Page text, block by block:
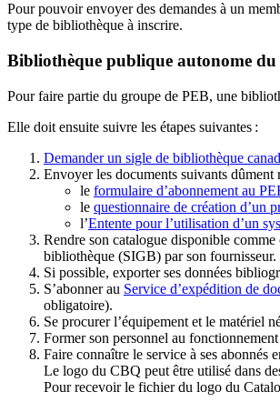
Pour pouvoir envoyer des demandes à un
type de bibliothèque à inscrire.
Bibliothèque publique autonome du
Pour faire partie du groupe de PEB, une
Elle doit ensuite suivre les étapes suivantes :
Demander un sigle de bibliothèque
Envoyer les documents suivants dûment
le formulaire d’abonnement au
le questionnaire de création d’un
l’Entente pour l’utilisation d’un
Rendre son catalogue disponible
bibliothèque (SIGB) par son fournisseur.
Si possible, exporter ses données
S’abonner au Service d’expédition de
obligatoire).
Se procurer l’équipement et le matériel
Former son personnel au
Faire connaître le service à ses
Le logo du CBQ peut être utilisé dans
Pour recevoir le fichier du logo du